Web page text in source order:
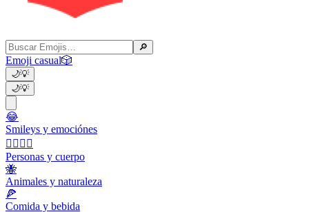
🔎
Emoji casual🎲
🌙💡
🌙💡
😂
Smileys y emociónes
👩‍❤️‍💋‍👨
Personas y cuerpo
🐝
Animales y naturaleza
🍕
Comida y bebida